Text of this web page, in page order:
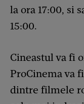
la ora 17:00, si
15:00.
Cineastul va fi
ProCinema va
dintre filmele